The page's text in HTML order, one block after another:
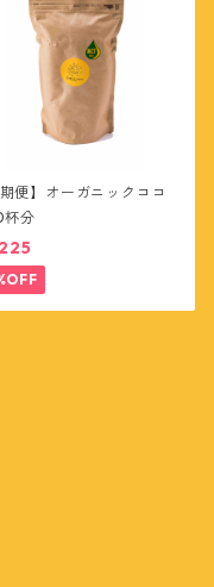
期便】オーガニックココ
杯分